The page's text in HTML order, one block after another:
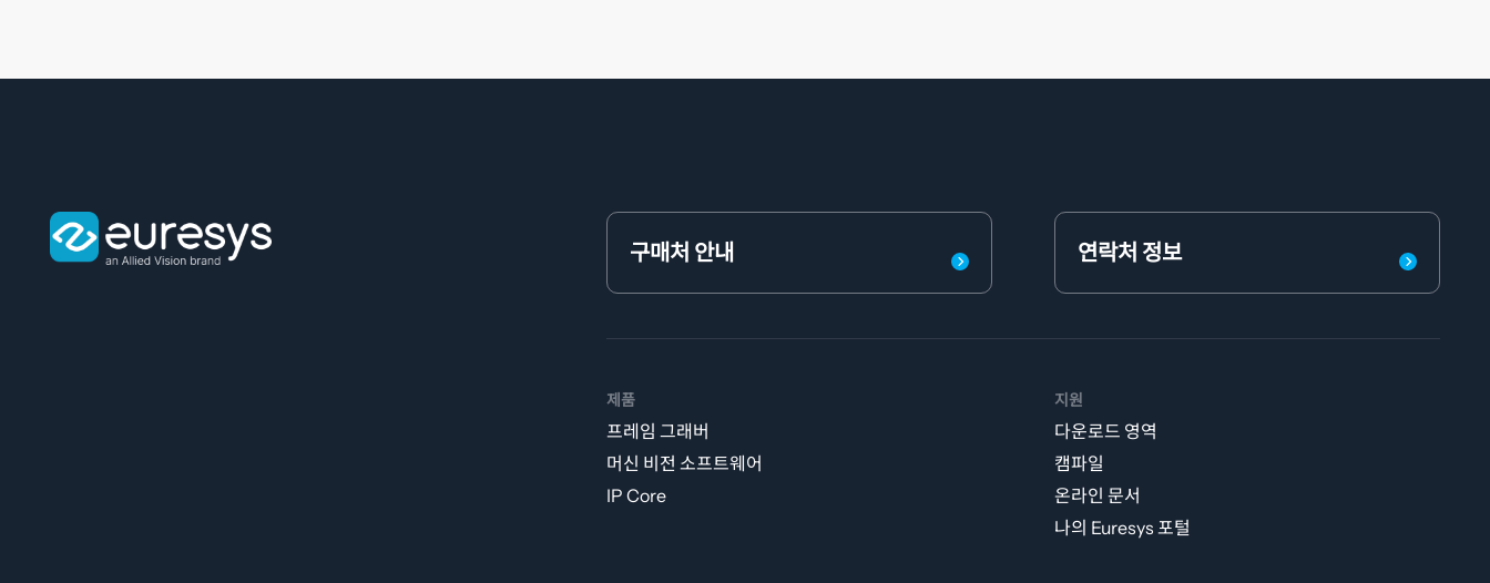
구매처 안내 연락처 정보
제품
프레임 그래버
머신 비전 소프트웨어
IP Core
지원
다운로드 영역
캠파일
온라인 문서
나의 Euresys 포털